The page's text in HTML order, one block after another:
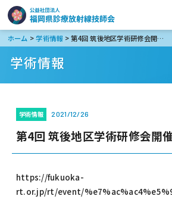
ホーム >学術情報 > 第4回 筑後地区学術研修会開催のお知らせ
学術情報
学術情報 2021/12/26
第4回 筑後地区学術研修会開
https://fukuoka-
rt.or.jp/rt/event/